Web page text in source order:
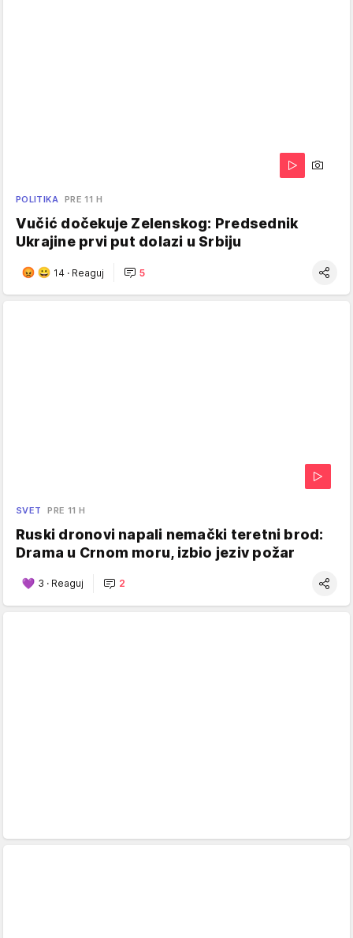
POLITIKA PRE 11 H
Vučić dočekuje Zelenskog: Predsednik
Ukrajine prvi put dolazi u Srbiju
14 · Reaguj 5
SVET PRE 11 H
Ruski dronovi napali nemački teretni brod:
Drama u Crnom moru, izbio jeziv požar
3 · Reaguj 2